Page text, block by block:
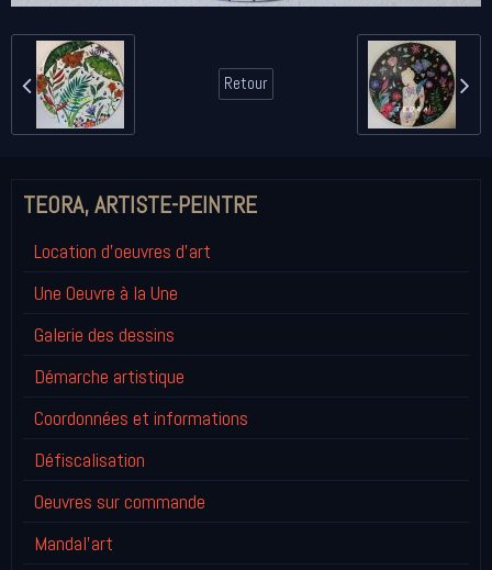
Retour
TEORA, ARTISTE-PEINTRE
Location d'oeuvres d'art
Une Oeuvre à la Une
Galerie des dessins
Démarche artistique
Coordonnées et informations
Défiscalisation
Oeuvres sur commande
Mandal'art